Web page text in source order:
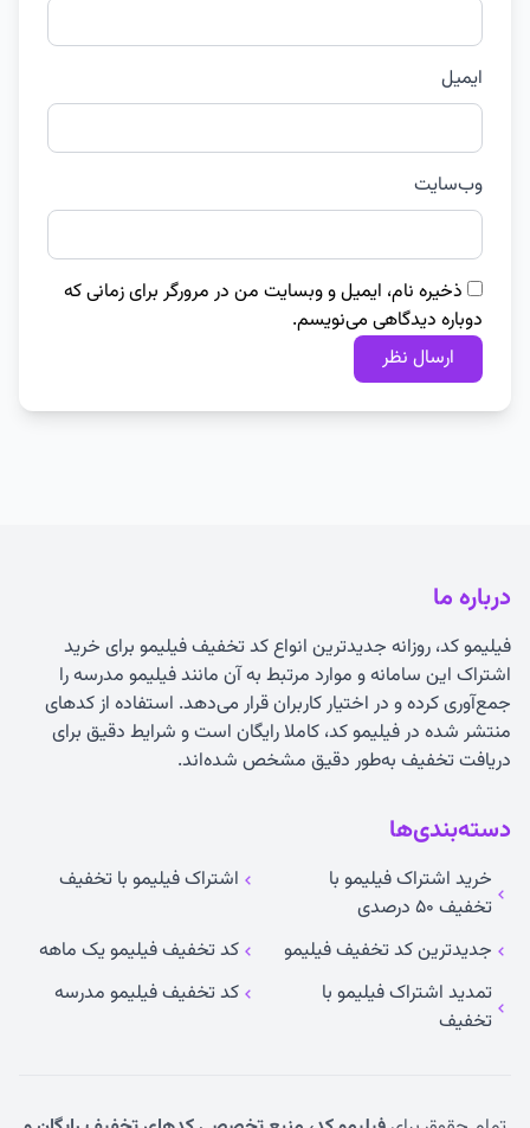
ایمیل
وب‌سایت
ذخیره نام، ایمیل و وبسایت من در مرورگر برای زمانی که
دوباره دیدگاهی می‌نویسم.
درباره ما
فیلیمو کد، روزانه جدیدترین انواعکد تخفیف فیلیمو برای خرید
اشتراک این سامانه و موارد مرتبط به آن مانند فیلیمو مدرسه را
جمع‌آوری کرده و در اختیار کاربران قرار می‌دهد. استفاده از کدهای
منتشر شده در فیلیمو کد، کاملا رایگان است و شرایط دقیق برای
دریافت تخفیف به‌طور دقیق مشخص شده‌اند.
دسته‌بندی‌ها
خرید اشتراک فیلیمو با
تخفیف ۵۰ درصدی
اشتراک فیلیمو با تخفیف
جدیدترین کد تخفیف فیلیمو
کد تخفیف فیلیمو یک ماهه
تمدید اشتراک فیلیمو با
تخفیف
کد تخفیف فیلیمو مدرسه